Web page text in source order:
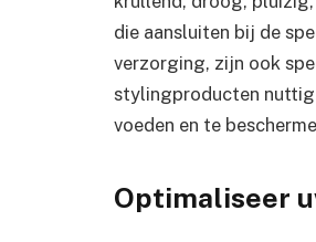
die aansluiten bij de
verzorging, zijn ook
stylingproducten nuttig
voeden en te
Optimaliseer